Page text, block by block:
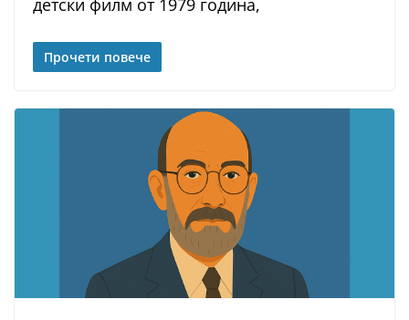
детски филм от 1979 година,
Прочети повече